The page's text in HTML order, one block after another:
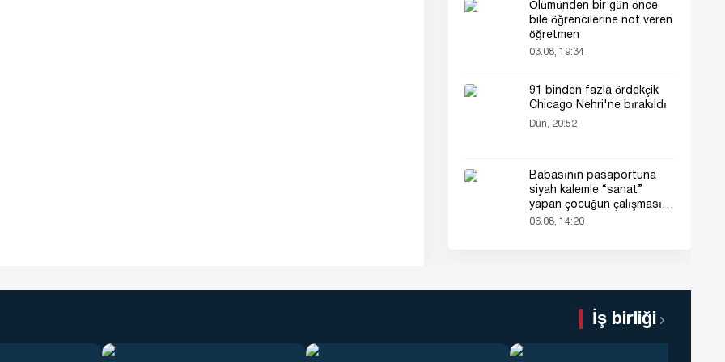
Ölümünden bir gün önce
bile öğrencilerine not veren
öğretmen
03.08, 19:34
91 binden fazla ördekçik
Chicago Nehri'ne bırakıldı
Dün, 20:52
Babasının pasaportuna
siyah kalemle “sanat”
yapan çocuğun çalışması
herkesin dikkatini çekti
06.08, 14:20
İş birliği